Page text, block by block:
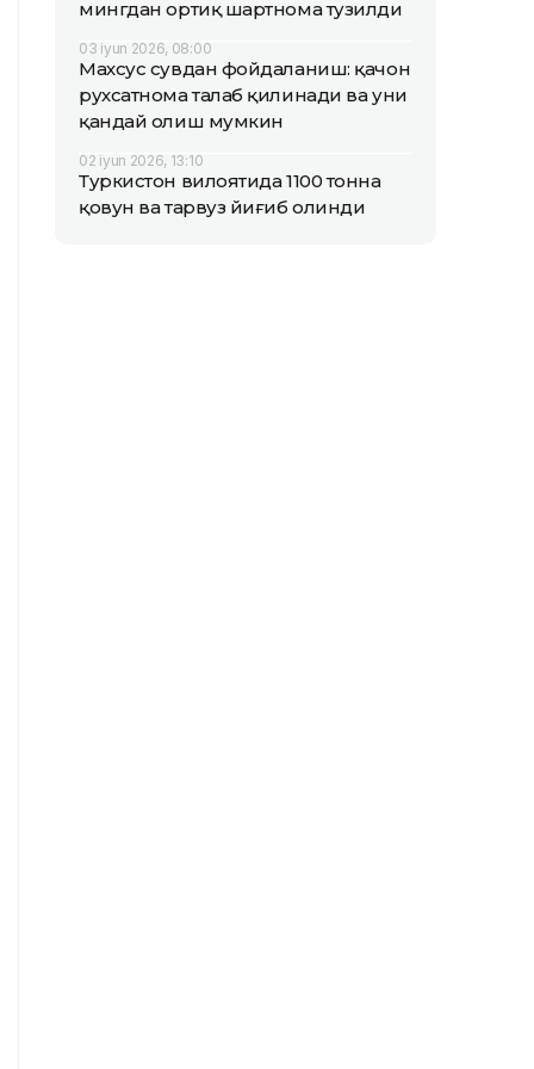
мингдан ортиқ шартнома тузилди
03 iyun 2026, 08:00
Махсус сувдан фойдаланиш: қачон
рухсатнома талаб қилинади ва уни
қандай олиш мумкин
02 iyun 2026, 13:10
Туркистон вилоятида 1100 тонна
қовун ва тарвуз йиғиб олинди